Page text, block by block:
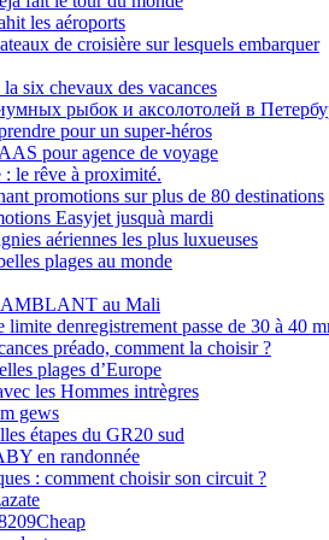
les aéroports
de croisière sur lesquels embarquer
six chevaux des vacances
рыбок и аксолотолей в
pour un super-héros
pour agence de voyage
: le rêve à proximité.
promotions sur plus de 80 destinations
Easyjet jusquà mardi
aériennes les plus luxueuses
plages au monde
au Mali
limite denregistrement passe de 30 à 40
préado, comment la choisir ?
plages d’Europe
les Hommes intrègres
gews
étapes du GR20 sud
en randonnée
: comment choisir son circuit ?